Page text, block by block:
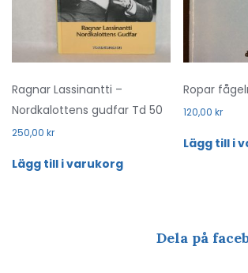
Ragnar Lassinantti –
Nordkalottens gudfar Td 50
250,00 kr
Lägg till i varukorg
Ropar
120,00kr
Lägg till i
Dela på